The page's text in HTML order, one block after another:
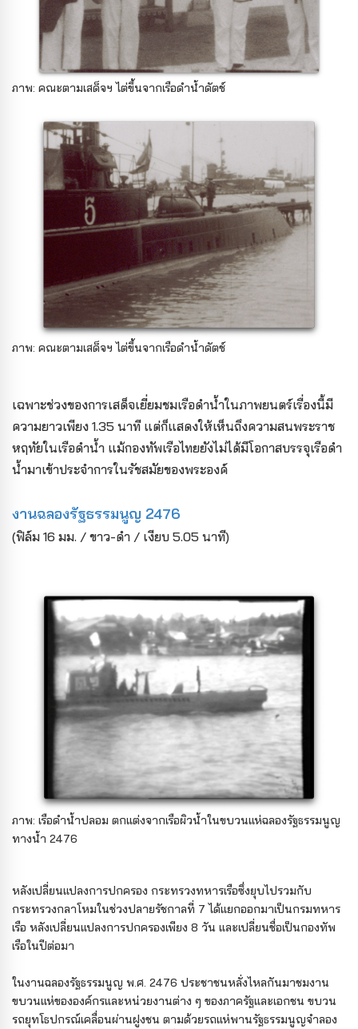
ภาพ: คณะตามเสด็จฯ ไต่ขึ้นจากเรือดำน้ำดัตช์
ภาพ: คณะตามเสด็จฯ ไต่ขึ้นจากเรือดำน้ำดัตช์
เฉพาะช่วงของการเสด็จเยี่ยมชมเรือดำน้ำในภาพยนตร์เรื่องนี้มี
ความยาวเพียง 1.35 นาที แต่ก็แสดงให้เห็นถึงความสนพระราช
หฤทัยในเรือดำน้ำ แม้กองทัพเรือไทยยังไม่ได้มีโอกาสบรรจุเรือดำ
น้ำมาเข้าประจำการในรัชสมัยของพระองค์
งานฉลองรัฐธรรมนูญ 2476
(ฟิล์ม 16 มม. / ขาว-ดำ / เงียบ 5.05 นาที)
ภาพ: เรือดำน้ำปลอม ตกแต่งจากเรือผิวน้ำในขบวนแห่ฉลองรัฐธรรมนูญ
ทางน้ำ 2476
หลังเปลี่ยนแปลงการปกครอง กระทรวงทหารเรือซึ่งยุบไปรวมกับ
กระทรวงกลาโหมในช่วงปลายรัชกาลที่ 7 ได้แยกออกมาเป็นกรมทหาร
เรือ หลังเปลี่ยนแปลงการปกครองเพียง 8 วัน และเปลี่ยนชื่อเป็นกองทัพ
เรือในปีต่อมา
ในงานฉลองรัฐธรรมนูญ พ.ศ. 2476 ประชาชนหลั่งไหลกันมาชมงาน
ขบวนแห่ขององค์กรและหน่วยงานต่าง ๆ ของภาครัฐและเอกชน ขบวน
รถยุทโธปกรณ์เคลื่อนผ่านฝูงชน ตามด้วยรถแห่พานรัฐธรรมนูญจำลอง